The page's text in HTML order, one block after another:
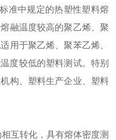
准中规定的热塑性塑料熔
融温度较高的聚乙烯、聚
用于聚乙烯、聚苯乙烯、
度较低的塑料测试。特别
构、塑料生产企业、塑料
互转化，具有熔体密度测